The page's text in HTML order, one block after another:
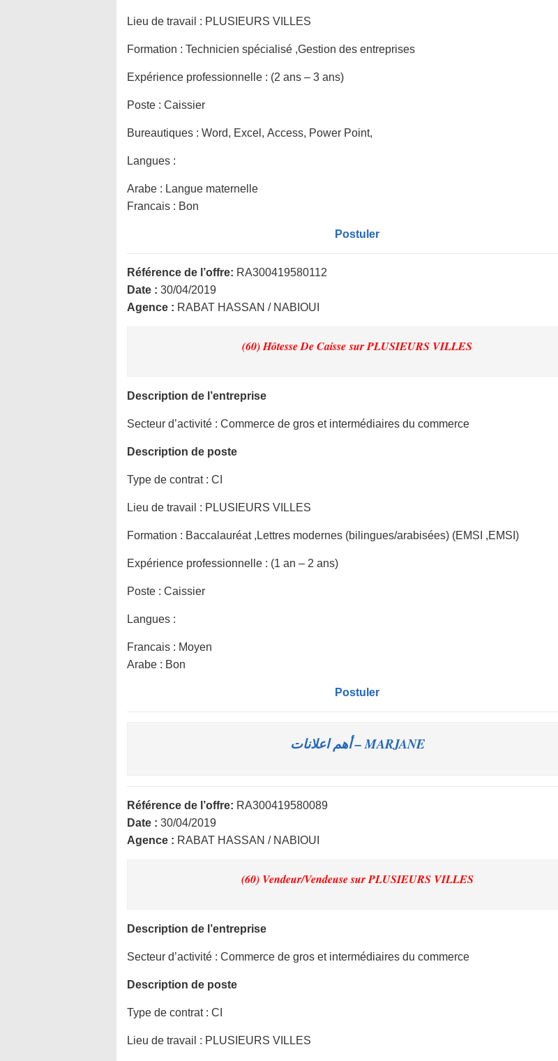
Lieu de travail : PLUSIEURS VILLES
Formation : Technicien spécialisé ,Gestion des entreprises
Expérience professionnelle : (2 ans – 3 ans)
Poste : Caissier
Bureautiques : Word, Excel, Access, Power Point,
Langues :
Arabe : Langue maternelle
Francais : Bon
Postuler
Référence de l’offre: RA300419580112
Date : 30/04/2019
Agence : RABAT HASSAN / NABIOUI
(60) Hôtesse De Caissesur PLUSIEURS VILLES
Description de l’entreprise
Secteur d’activité : Commerce de gros et intermédiaires du commerce
Description de poste
Type de contrat : CI
Lieu de travail : PLUSIEURS VILLES
Formation : Baccalauréat ,Lettres modernes (bilingues/arabisées) (EMSI ,EMSI)
Expérience professionnelle : (1 an – 2 ans)
Poste : Caissier
Langues :
Francais : Moyen
Arabe : Bon
Postuler
MARJANE – أهم اعلانات
Référence de l’offre: RA300419580089
Date : 30/04/2019
Agence : RABAT HASSAN / NABIOUI
(60) Vendeur/Vendeusesur PLUSIEURS VILLES
Description de l’entreprise
Secteur d’activité : Commerce de gros et intermédiaires du commerce
Description de poste
Type de contrat : CI
Lieu de travail : PLUSIEURS VILLES